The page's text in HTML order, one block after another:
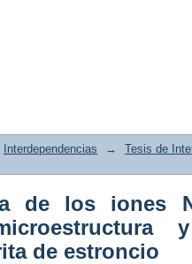
de los iones
magnéticas
Interdependencias → Tesis de
de los iones
de estroncio